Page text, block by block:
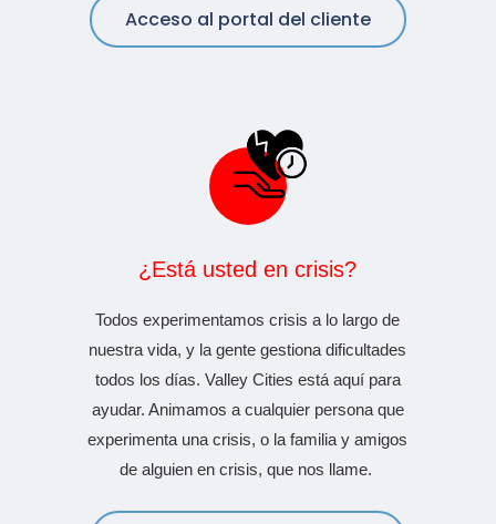
Acceso al portal del cliente
¿Está usted en crisis?
Todos experimentamos crisis a lo largo de
nuestra vida, y la gente gestiona dificultades
todos los días. Valley Cities está aquí para
ayudar. Animamos a cualquier persona que
experimenta una crisis, o la familia y amigos
de alguien en crisis, que nos llame.